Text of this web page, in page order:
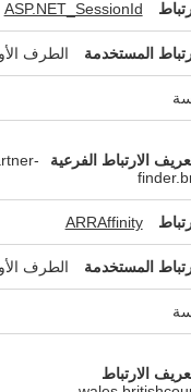
ASP.NET_SessionId
الطرف
ARRAffinity
الطرف